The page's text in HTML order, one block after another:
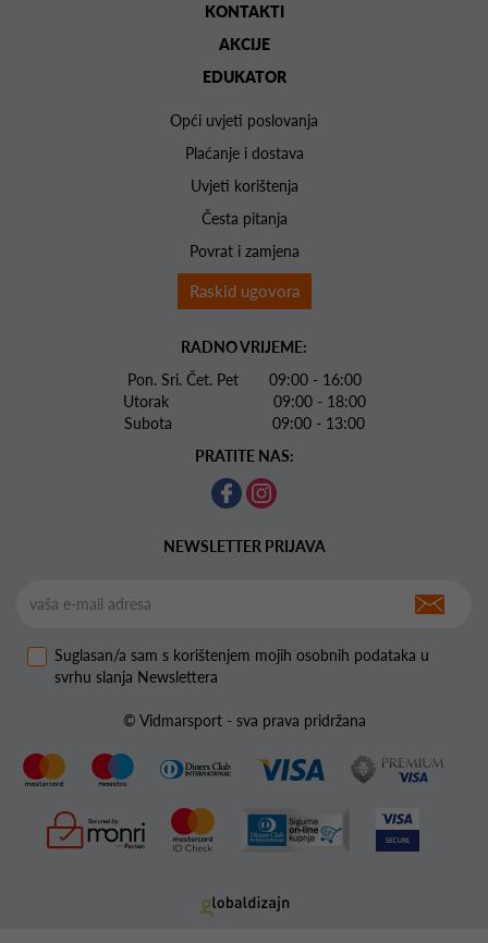
KONTAKTI
AKCIJE
EDUKATOR
Opći uvjeti poslovanja
Plaćanje i dostava
Uvjeti korištenja
Česta pitanja
Povrat i zamjena
Raskid ugovora
RADNO VRIJEME:
Pon. Sri. Čet. Pet 09:00 - 16:00
Utorak 09:00 - 18:00
Subota 09:00 - 13:00
PRATITE NAS:
NEWSLETTER PRIJAVA
Suglasan/a sam s korištenjem mojih osobnih podataka u
svrhu slanja Newslettera
© Vidmarsport - sva prava pridržana